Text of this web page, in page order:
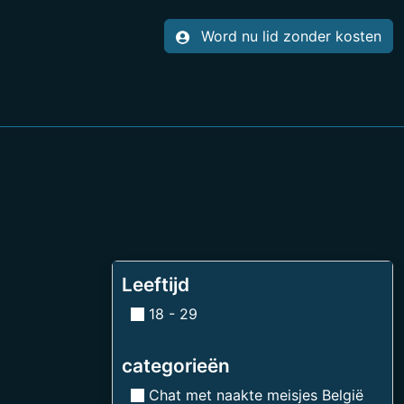
Word nu lid zonder kosten
Leeftijd
18 - 29
categorieën
Chat met naakte meisjes België